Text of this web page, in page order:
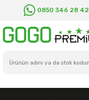
0850 346 28 42